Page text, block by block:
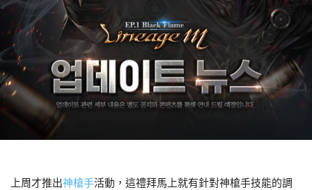
上周才推出神槍手活動，這禮拜馬上就有針對神槍手技能的調